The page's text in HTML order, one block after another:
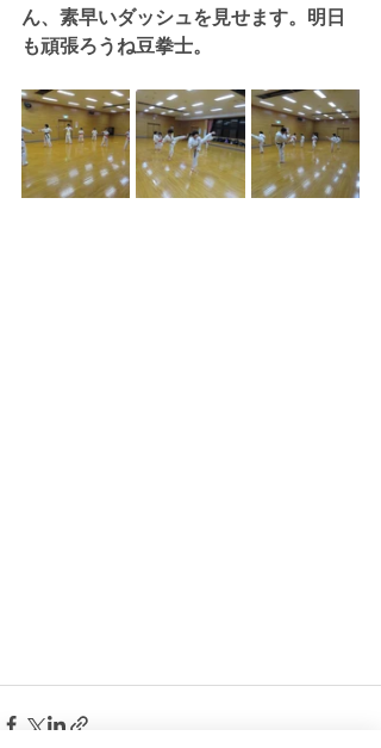
ん、素早いダッシュを見せます。明日
も頑張ろうね豆拳士。